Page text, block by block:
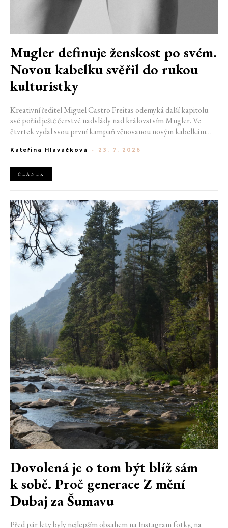
Mugler definuje ženskost po svém.
Novou kabelku svěřil do rukou
kulturistky
Kreativní ředitel Miguel Castro Freitas odemyká další kapitolu
své pořád ještě čerstvé nadvlády nad královstvím Mugler. Ve
čtvrtek vydal svou první kampaň věnovanou novým kabelkám
do módního domu dorazil. Umně mísí výrazy minulosti a dávných
Kateřina Hlaváčková - 23. 7. 2026
ČLÁNEK
Dovolená je o tom být blíž sám
k sobě. Proč generace Z mění
Dubaj za Šumavu
Před pár lety byly nejlepším obsahem na Instagram fotky, na